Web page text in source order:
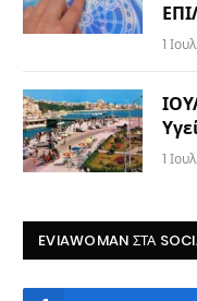
1
1
EVIAWOMAN ΣΤΑ